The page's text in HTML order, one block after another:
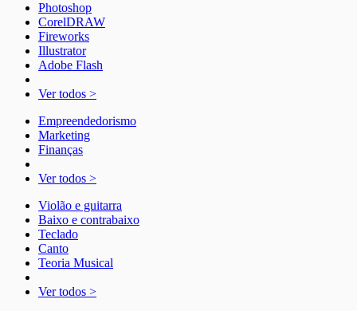
Photoshop
CorelDRAW
Fireworks
Illustrator
Adobe Flash
Ver todos >
Empreendedorismo
Marketing
Finanças
Ver todos >
Violão e guitarra
Baixo e contrabaixo
Teclado
Canto
Teoria Musical
Ver todos >